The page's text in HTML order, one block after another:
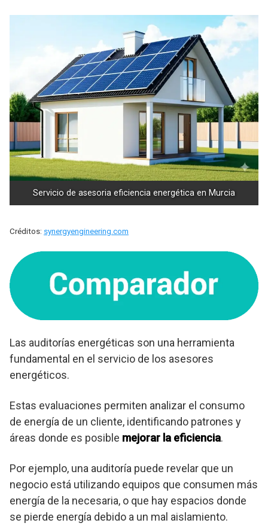
Servicio de asesoria eficiencia energética en Murcia
Créditos: synergyengineering.com
Las auditorías energéticas son una herramienta
fundamental en el servicio de los asesores
energéticos.
Estas evaluaciones permiten analizar el consumo
de energía de un cliente, identificando patrones y
áreas donde es posible mejorar la eficiencia.
Por ejemplo, una auditoría puede revelar que un
negocio está utilizando equipos que consumen más
energía de la necesaria, o que hay espacios donde
se pierde energía debido a un mal aislamiento.